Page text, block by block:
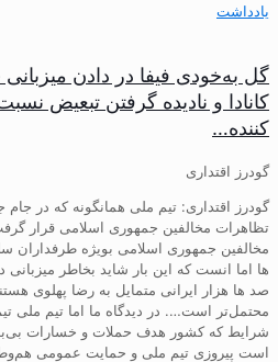
یادداشت
گل به‌خودی فیفا در دادن میزبانی
کانادا و نادیده گرفتن تبعیض
کننده…
گودرز اقتداری
تظاهرات مخالفین جمهوری اسلامی قرار گرفت
مخالفین جمهوری اسلامی بویژه طرفداران
ها اما انست که این بار شاید بخاطر میزبانی
صد ها هزار ایرانی متمایل به رضا پهلوی
محتمل‌تر است…. در دیدگاه ما اما تیم ملی
شرایط که کشور هدف حملات و خسارات
است پیروزی تیم ملی و حمایت عمومی